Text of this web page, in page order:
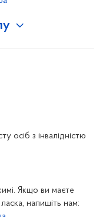
осіб з інвалідністю
Якщо ви маєте
напишіть нам: